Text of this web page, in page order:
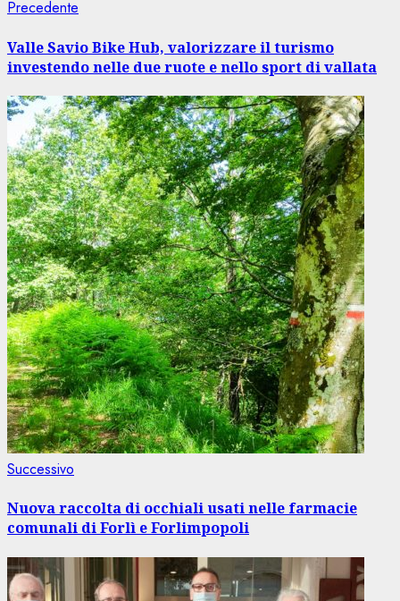
Navigazione
articolo
Precedente
Valle Savio Bike Hub, valorizzare il turismo
investendo nelle due ruote e nello sport di vallata
Successivo
Nuova raccolta di occhiali usati nelle farmacie
comunali di Forlì e Forlimpopoli